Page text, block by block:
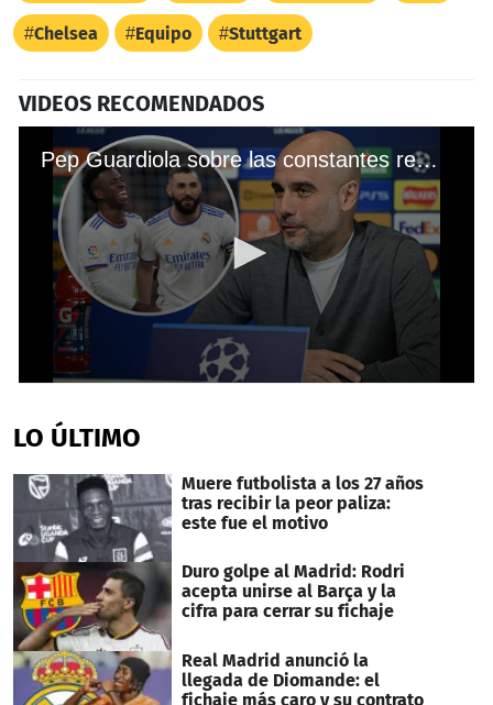
Chelsea Equipo Stuttgart
VIDEOS RECOMENDADOS
Pep Guardiola sobre las constantes remontadas del Real Madrid: “¿PSG y Chelsea? La gente dice que tiene suerte, pero nada de eso”
of
58
LO ÚLTIMO
Muere futbolista a los 27 años
tras recibir la peor paliza:
este fue el motivo
Duro golpe al Madrid: Rodri
acepta unirse al Barça y la
cifra para cerrar su fichaje
Real Madrid anunció la
llegada de Diomande: el
fichaje más caro y su contrato